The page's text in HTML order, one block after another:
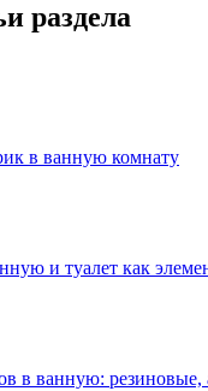
раздела
в ванную комнату
и туалет как
в ванную: резиновые,